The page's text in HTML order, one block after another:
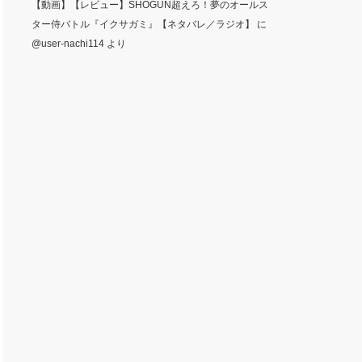
【動画】【レビュー】SHOGUN超えろ！夢のオールス
ター侍バトル『イクサガミ』【ネタバレ／ラジオ】
に
@user-nachi114より